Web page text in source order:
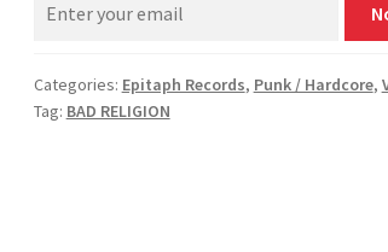
Categories: Epitaph Records, Punk / Hardcore,
Tag: BAD RELIGION